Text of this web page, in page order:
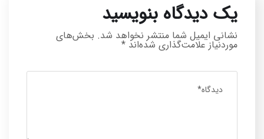
یک دیدگاه بنویسید
نشانی ایمیل شما منتشر نخواهد شد. بخش‌های
موردنیاز علامت‌گذاری شده‌اند *